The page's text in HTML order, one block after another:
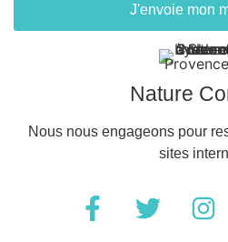
J'envoie mon
Nature
Nous nous engageons pour
sites